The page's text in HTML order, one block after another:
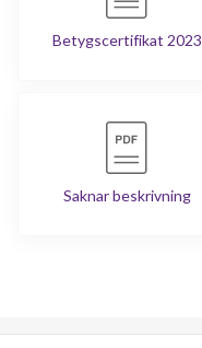
Betygscertifikat 2023
Saknar beskrivning